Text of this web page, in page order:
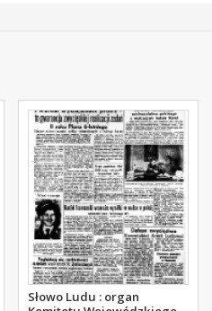
Słowo Ludu : organ